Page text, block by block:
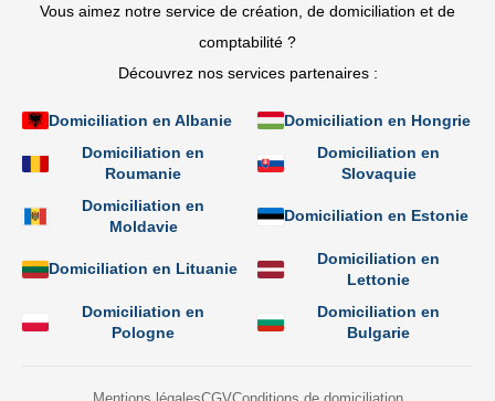
Vous aimez notre service de création, de domiciliation et de
comptabilité ?
Découvrez nos services partenaires :
Domiciliation en Albanie
Domiciliation en Hongrie
Domiciliation en
Roumanie
Domiciliation en
Slovaquie
Domiciliation en
Moldavie
Domiciliation en Estonie
Domiciliation en Lituanie
Domiciliation en
Lettonie
Domiciliation en
Pologne
Domiciliation en
Bulgarie
Mentions légalesCGVConditions de domiciliation